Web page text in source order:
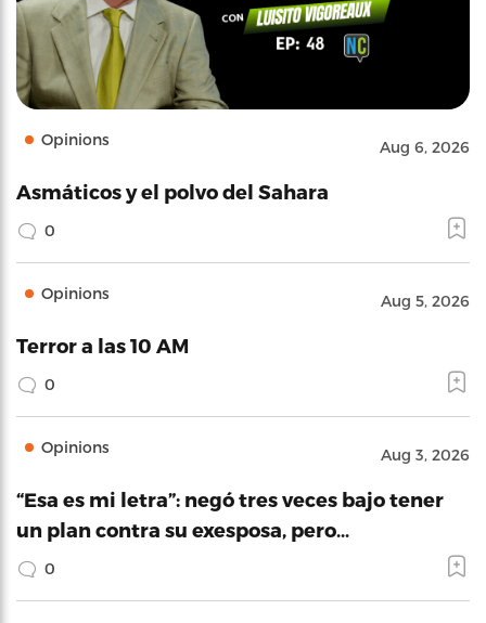
Opinions Aug 6, 2026
Asmáticos y el polvo del Sahara
0
Opinions Aug 5, 2026
Terror a las 10 AM
0
Opinions Aug 3, 2026
“Esa es mi letra”: negó tres veces bajo tener
un plan contra su exesposa, pero…
0